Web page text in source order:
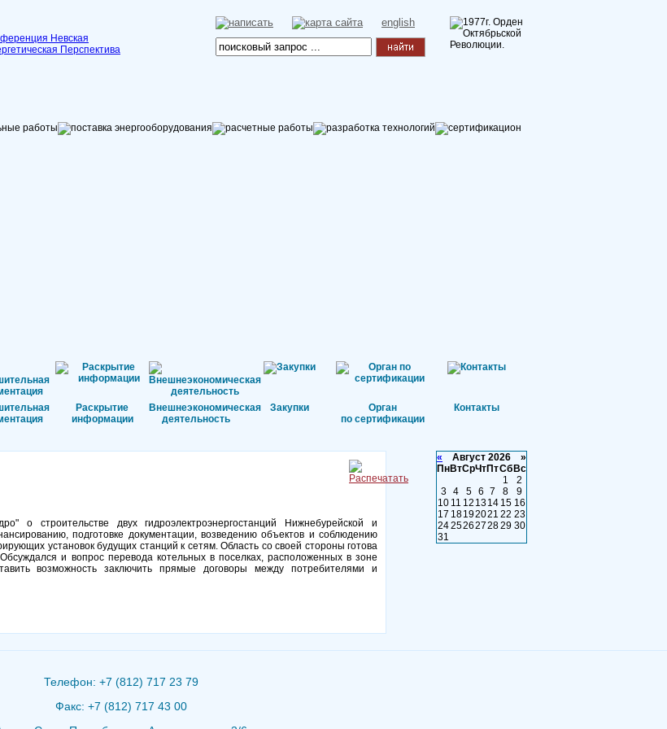
english
Раскрытие
информации
Внешнеэкономическая
деятельность
Закупки
Орган
по сертификации
Контакты
« Август 2026 »
ПнВтСрЧтПтСб Вс
1
2
3
4 5 6 7 8
9
10 11 12 1314 15 16
17 18192021 22 23
242526272829 30
31
о строительстве двух гидроэлектроэнергостанций Нижнебурейской и
подготовке документации, возведению объектов и соблюдению
установок будущих станций к сетям. Область со своей стороны готова
и вопрос перевода котельных в поселках, расположенных в зоне
возможность заключить прямые договоры между потребителями и
Телефон: +7 (812) 717 23 79
Факс: +7 (812) 717 43 00